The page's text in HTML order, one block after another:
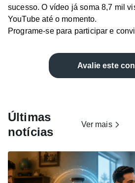
sucesso. O vídeo já soma 8,7 mil
YouTube até o momento.
Programe-se para participar e
Avalie este
Últimas
notícias
Ver mais